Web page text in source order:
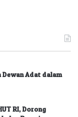
Adat dalam
RI, Dorong